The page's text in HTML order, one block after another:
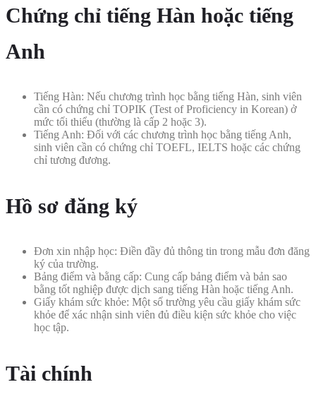
Chứng chỉ tiếng Hàn hoặc tiếng
Anh
Tiếng Hàn: Nếu chương trình học bằng tiếng Hàn, sinh viên
cần có chứng chỉ TOPIK (Test of Proficiency in Korean) ở
mức tối thiểu (thường là cấp 2 hoặc 3).
Tiếng Anh: Đối với các chương trình học bằng tiếng Anh,
sinh viên cần có chứng chỉ TOEFL, IELTS hoặc các chứng
chỉ tương đương.
Hồ sơ đăng ký
Đơn xin nhập học: Điền đầy đủ thông tin trong mẫu đơn đăng
ký của trường.
Bảng điểm và bằng cấp: Cung cấp bảng điểm và bản sao
bằng tốt nghiệp được dịch sang tiếng Hàn hoặc tiếng Anh.
Giấy khám sức khỏe: Một số trường yêu cầu giấy khám sức
khỏe để xác nhận sinh viên đủ điều kiện sức khỏe cho việc
học tập.
Tài chính